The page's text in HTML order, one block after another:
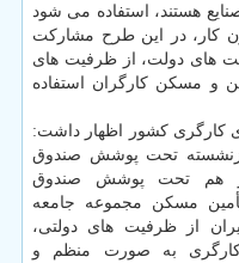
هستند، استفاده می شود
به استناد ماده ۱۴۲ قانون كار، در این طرح مشاركت
های دولت، از ظرفیت های
و مسكن كارگران استفاده
۴۳ میلیون نفری كارگری كشور اظهار داشت:
هزار نفر بازنشسته تحت پوشش صندوق
۱.۵ میلیون نفر هم تحت پوشش صندوق
مسكن مجموعه جامعه
از ظرفیت های دولتی،
به صورت منظم و